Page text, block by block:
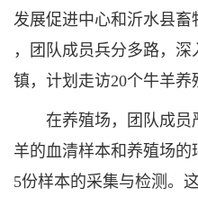
发展促进中心和沂水县畜
，团队成员兵分多路，
镇，计划走访20个牛羊养
在养殖场，团队成员
羊的血清样本和养殖场
5份样本的采集与检测。